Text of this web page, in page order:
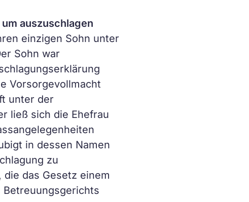
auszuschlagen
einzigen Sohn unter
Sohn war
Vorsorgevollmacht
unter der
ließ sich die Ehefrau
in dessen Namen
zu
das Gesetz einem